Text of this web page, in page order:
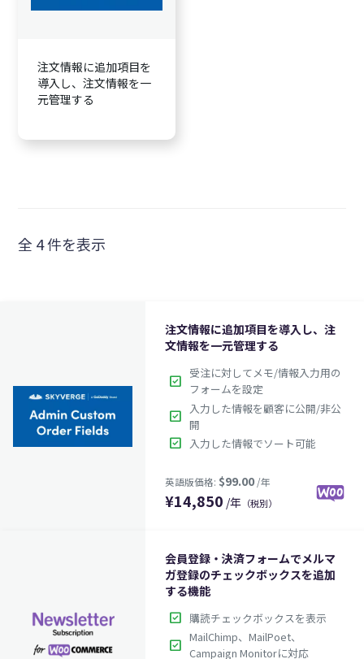
注文情報に追加項目を
導入し、注文情報を一
元管理する
全 4 件を表示
注文情報に追加項目を導入し、注
文情報を一元管理する
check_box 受注に対してメモ/情報入力用の
フォームを設定
check_box
入力した情報を顧客に公開/非公
開
check_box 入力した情報でソート可能
英語版価格: $99.00/年
¥14,850 /年 （税別）
会員登録・決済フォームでメルマ
ガ登録のチェックボックスを追加
する機能
check_box 購読チェックボックスを表示
check_box MailChimp、MailPoet、
Campaign Monitorに対応